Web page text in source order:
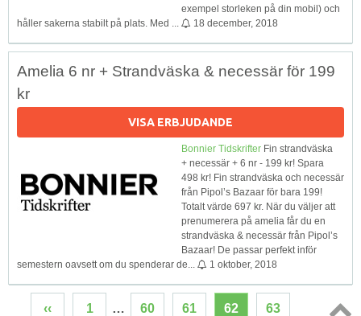
exempel storleken på din mobil) och
håller sakerna stabilt på plats. Med ...
18 december, 2018
Amelia 6 nr + Strandväska & necessär för 199
kr
VISA ERBJUDANDE
Bonnier Tidskrifter Fin strandväska
+ necessär + 6 nr - 199 kr! Spara
498 kr! Fin strandväska och necessär
från Pipol’s Bazaar för bara 199!
Totalt värde 697 kr. När du väljer att
prenumerera på amelia får du en
strandväska & necessär från Pipol’s
Bazaar! De passar perfekt inför
semestern oavsett om du spenderar de...
1 oktober, 2018
‹‹ 1 … 60 61 62 63